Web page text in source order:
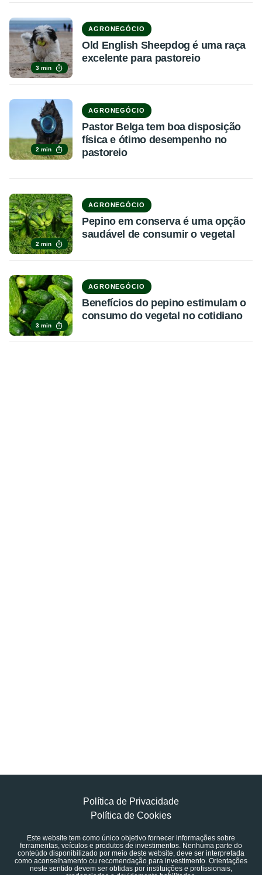
3 min
AGRONEGÓCIO
Old English Sheepdog é uma raça
excelente para pastoreio
2 min
AGRONEGÓCIO
Pastor Belga tem boa disposição
física e ótimo desempenho no
pastoreio
2 min
AGRONEGÓCIO
Pepino em conserva é uma opção
saudável de consumir o vegetal
3 min
AGRONEGÓCIO
Benefícios do pepino estimulam o
consumo do vegetal no cotidiano
Política de Privacidade
Política de Cookies
Este website tem como único objetivo fornecer informações sobre
ferramentas, veículos e produtos de investimentos. Nenhuma parte do
conteúdo disponibilizado por meio deste website, deve ser interpretada
como aconselhamento ou recomendação para investimento. Orientações
neste sentido devem ser obtidas por instituições e profissionais,